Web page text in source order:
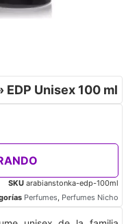
EDP Unisex 100 ml
SKU arabianstonka-edp-100ml
Perfumes, Perfumes Nicho